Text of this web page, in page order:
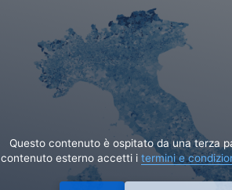
Questo contenuto è ospitato da una terza
contenuto esterno accetti i termini e